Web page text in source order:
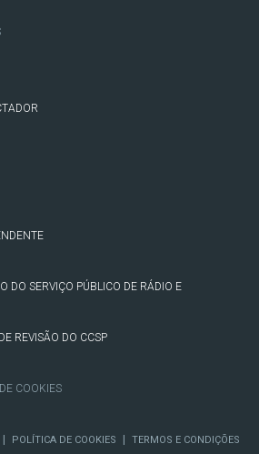
DO SERVIÇO PÚBLICO DE RÁDIO E
REVISÃO DO CCSP
COOKIES
POLÍTICA DE COOKIES TERMOS E CONDIÇÕES